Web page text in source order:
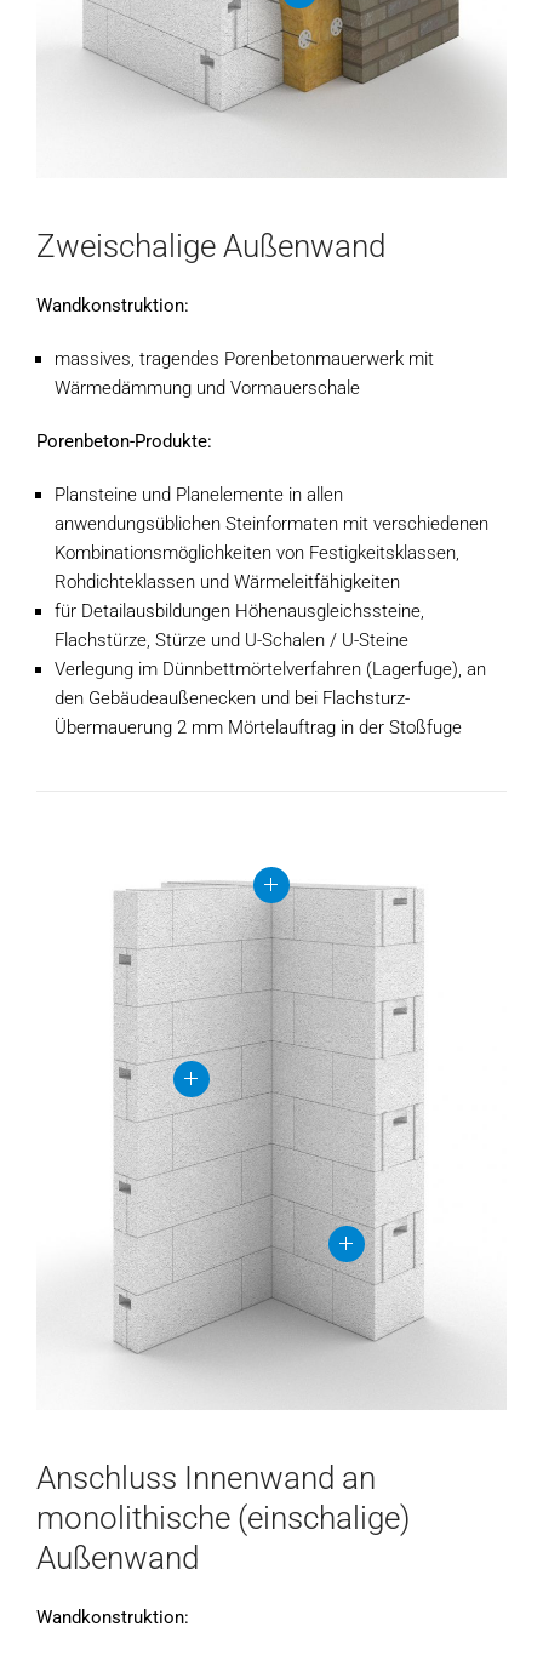
Zweischalige Außenwand
Wandkonstruktion:
massives, tragendes Porenbetonmauerwerk mit
Wärmedämmung und Vormauerschale
Porenbeton-Produkte:
Plansteine und Planelemente in allen
anwendungsüblichen Steinformaten mit verschiedenen
Kombinationsmöglichkeiten von Festigkeitsklassen,
Rohdichteklassen und Wärmeleitfähigkeiten
für Detailausbildungen Höhenausgleichssteine,
Flachstürze, Stürze und U-Schalen / U-Steine
Verlegung im Dünnbettmörtelverfahren (Lagerfuge), an
den Gebäudeaußenecken und bei Flachsturz-
Übermauerung 2 mm Mörtelauftrag in der Stoßfuge
Anschluss Innenwand an
monolithische (einschalige)
Außenwand
Wandkonstruktion: